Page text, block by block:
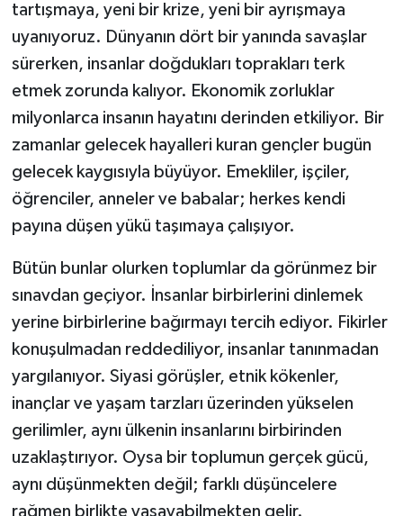
tartışmaya, yeni bir krize, yeni bir ayrışmaya
uyanıyoruz. Dünyanın dört bir yanında savaşlar
sürerken, insanlar doğdukları toprakları terk
etmek zorunda kalıyor. Ekonomik zorluklar
milyonlarca insanın hayatını derinden etkiliyor. Bir
zamanlar gelecek hayalleri kuran gençler bugün
gelecek kaygısıyla büyüyor. Emekliler, işçiler,
öğrenciler, anneler ve babalar; herkes kendi
payına düşen yükü taşımaya çalışıyor.
Bütün bunlar olurken toplumlar da görünmez bir
sınavdan geçiyor. İnsanlar birbirlerini dinlemek
yerine birbirlerine bağırmayı tercih ediyor. Fikirler
konuşulmadan reddediliyor, insanlar tanınmadan
yargılanıyor. Siyasi görüşler, etnik kökenler,
inançlar ve yaşam tarzları üzerinden yükselen
gerilimler, aynı ülkenin insanlarını birbirinden
uzaklaştırıyor. Oysa bir toplumun gerçek gücü,
aynı düşünmekten değil; farklı düşüncelere
rağmen birlikte yaşayabilmekten gelir.